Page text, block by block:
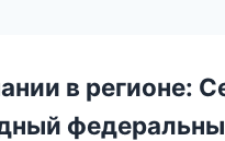
в регионе: